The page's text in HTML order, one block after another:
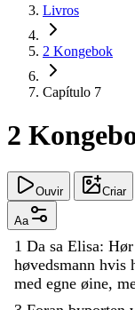
Livros
2 Kongebok
Capítulo 7
2
Ouvir Criar
Aa
1 Da sa Elisa: Hør
høvedsmann hvis
med egne øine,